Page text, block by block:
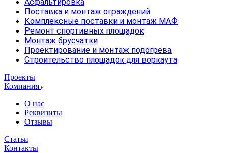
Поставка и монтаж ограждений
Комплексные поставки и монтаж МАФ
Ремонт спортивных площадок
Монтаж брусчатки
Проектирование и монтаж подогрева
Строительство площадок для воркаута
Проекты
Компания
О нас
Реквизиты
Отзывы
Статьи
Контакты